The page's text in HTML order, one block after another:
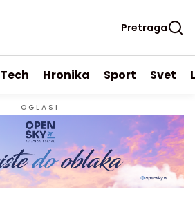
Pretraga
Tech Hronika Sport Svet
OGLASI